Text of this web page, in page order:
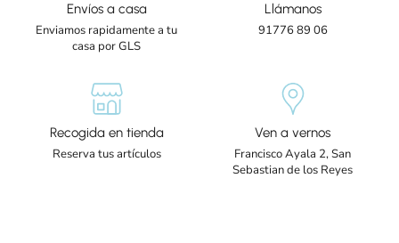
Envíos a casa
Enviamos rapidamente a tu
casa por GLS
Llámanos
91776 89 06
Recogida en tienda
Reserva tus artículos
Ven a vernos
Francisco Ayala 2, San
Sebastian de los Reyes